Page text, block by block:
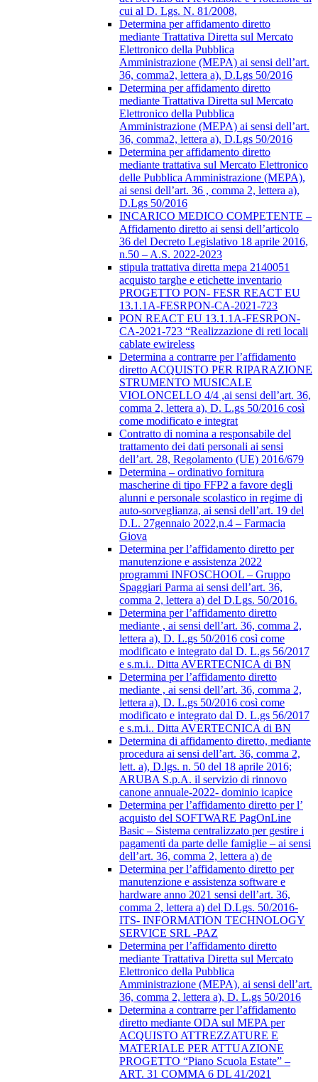
cui al D. Lgs. N. 81/2008,
Determina per affidamento diretto
mediante Trattativa Diretta sul Mercato
Elettronico della Pubblica
Amministrazione (MEPA) ai sensi dell’art.
36, comma2, lettera a), D.Lgs 50/2016
Determina per affidamento diretto
mediante Trattativa Diretta sul Mercato
Elettronico della Pubblica
Amministrazione (MEPA) ai sensi dell’art.
36, comma2, lettera a), D.Lgs 50/2016
Determina per affidamento diretto
mediante trattativa sul Mercato Elettronico
delle Pubblica Amministrazione (MEPA),
ai sensi dell’art. 36 , comma 2, lettera a),
D.Lgs 50/2016
INCARICO MEDICO COMPETENTE –
Affidamento diretto ai sensi dell’articolo
36 del Decreto Legislativo 18 aprile 2016,
n.50 – A.S. 2022-2023
stipula trattativa diretta mepa 2140051
acquisto targhe e etichette inventario
PROGETTO PON- FESR REACT EU
13.1.1A-FESRPON-CA-2021-723
PON REACT EU 13.1.1A-FESRPON-
CA-2021-723 “Realizzazione di reti locali
cablate ewireless
Determina a contrarre per l’affidamento
diretto ACQUISTO PER RIPARAZIONE
STRUMENTO MUSICALE
VIOLONCELLO 4/4 ,ai sensi dell’art. 36,
comma 2, lettera a), D. L.gs 50/2016 così
come modificato e integrat
Contratto di nomina a responsabile del
trattamento dei dati personali ai sensi
dell’art. 28, Regolamento (UE) 2016/679
Determina – ordinativo fornitura
mascherine di tipo FFP2 a favore degli
alunni e personale scolastico in regime di
auto-sorveglianza, ai sensi dell’art. 19 del
D.L. 27gennaio 2022,n.4 – Farmacia
Giova
Determina per l’affidamento diretto per
manutenzione e assistenza 2022
programmi INFOSCHOOL – Gruppo
Spaggiari Parma ai sensi dell’art. 36,
comma 2, lettera a) del D.Lgs. 50/2016.
Determina per l’affidamento diretto
mediante , ai sensi dell’art. 36, comma 2,
lettera a), D. L.gs 50/2016 così come
modificato e integrato dal D. L.gs 56/2017
e s.m.i.. Ditta AVERTECNICA di BN
Determina per l’affidamento diretto
mediante , ai sensi dell’art. 36, comma 2,
lettera a), D. L.gs 50/2016 così come
modificato e integrato dal D. L.gs 56/2017
e s.m.i.. Ditta AVERTECNICA di BN
Determina di affidamento diretto, mediante
procedura ai sensi dell’art. 36, comma 2,
lett. a), D.lgs. n. 50 del 18 aprile 2016;
ARUBA S.p.A. il servizio di rinnovo
canone annuale-2022- dominio icapice
Determina per l’affidamento diretto per l’
acquisto del SOFTWARE PagOnLine
Basic – Sistema centralizzato per gestire i
pagamenti da parte delle famiglie – ai sensi
dell’art. 36, comma 2, lettera a) de
Determina per l’affidamento diretto per
manutenzione e assistenza software e
hardware anno 2021 sensi dell’art. 36,
comma 2, lettera a) del D.Lgs. 50/2016-
ITS- INFORMATION TECHNOLOGY
SERVICE SRL -PAZ
Determina per l’affidamento diretto
mediante Trattativa Diretta sul Mercato
Elettronico della Pubblica
Amministrazione (MEPA), ai sensi dell’art.
36, comma 2, lettera a), D. L.gs 50/2016
Determina a contrarre per l’affidamento
diretto mediante ODA sul MEPA per
ACQUISTO ATTREZZATURE E
MATERIALE PER ATTUAZIONE
PROGETTO “Piano Scuola Estate” –
ART. 31 COMMA 6 DL 41/2021